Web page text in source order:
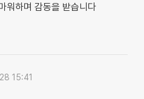
워하며 감동을 받습니다
15:41